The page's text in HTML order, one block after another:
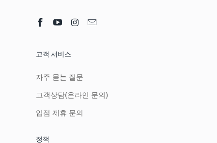
고객 서비스
자주 묻는 질문
고객상담(온라인 문의)
입점 제휴 문의
정책